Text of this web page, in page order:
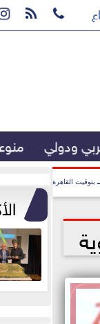
 
القهوة المختصة...
ودولي
بتوقيت القاهرة
محور